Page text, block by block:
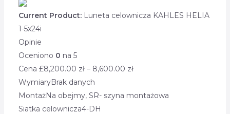
Current Product: Luneta celownicza KAHLES HELIA
1-5x24i
Opinie
Oceniono 0 na 5
Cena £8,200.00 zł– 8,600.00 zł
WymiaryBrak danych
MontażNa obejmy, SR- szyna montażowa
Siatka celownicza4-DH